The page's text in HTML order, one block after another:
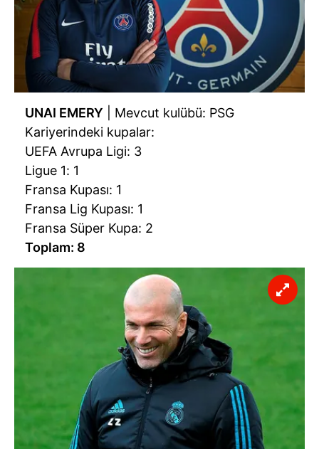
UNAI EMERY | Mevcut kulübü: PSG
Kariyerindeki kupalar:
UEFA Avrupa Ligi: 3
Ligue 1: 1
Fransa Kupası: 1
Fransa Lig Kupası: 1
Fransa Süper Kupa: 2
Toplam: 8